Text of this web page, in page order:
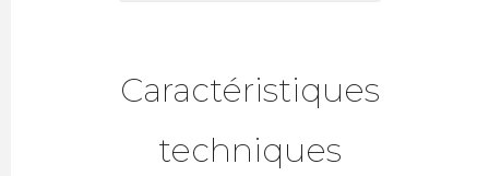
Caractéristiques
techniques